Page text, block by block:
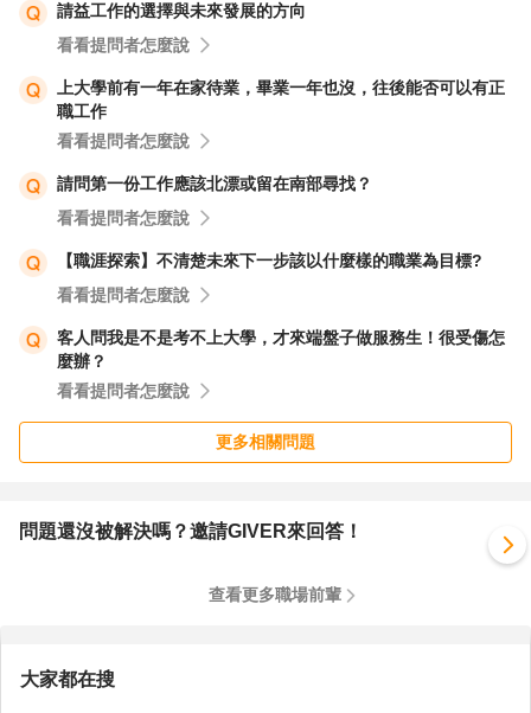
請益工作的選擇與未來發展的方向
看看提問者怎麼說
上大學前有一年在家待業，畢業一年也沒，往後能否可以有正
職工作
看看提問者怎麼說
請問第一份工作應該北漂或留在南部尋找？
看看提問者怎麼說
【職涯探索】不清楚未來下一步該以什麼樣的職業為目標?
看看提問者怎麼說
客人問我是不是考不上大學，才來端盤子做服務生！很受傷怎
麼辦？
看看提問者怎麼說
更多相關問題
問題還沒被解決嗎？邀請GIVER來回答！
查看更多職場前輩
大家都在搜